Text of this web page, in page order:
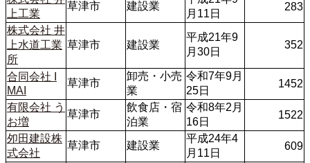
上工業
草津市 建設業
月11日
283
株式会社 井
上水道工業
所
草津市 建設業
平成21年9
月30日
352
合同会社 I
MAI
草津市
卸売・小売
業
令和7年9月
25日
1452
有限会社 う
お増
草津市
飲食店・宿
泊業
令和8年2月
16日
1522
夘田建設株
式会社
草津市 建設業
平成24年4
月11日
609